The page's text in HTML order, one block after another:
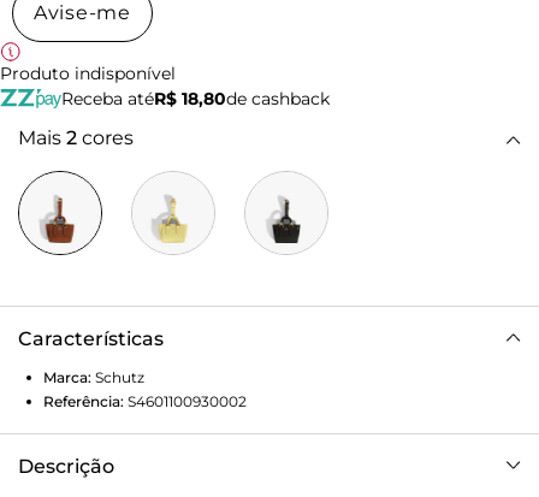
Avise-me
Produto indisponível
Receba atéR$ 18,80de cashback
Mais 2 cores
Características
Marca: Schutz
Referência: S4601100930002
Descrição